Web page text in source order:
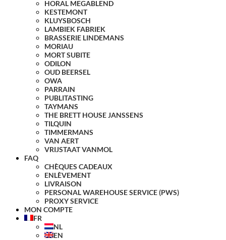
HORAL MEGABLEND
KESTEMONT
KLUYSBOSCH
LAMBIEK FABRIEK
BRASSERIE LINDEMANS
MORIAU
MORT SUBITE
ODILON
OUD BEERSEL
OWA
PARRAIN
PUBLITASTING
TAYMANS
THE BRETT HOUSE JANSSENS
TILQUIN
TIMMERMANS
VAN AERT
VRIJSTAAT VANMOL
FAQ
CHÈQUES CADEAUX
ENLÈVEMENT
LIVRAISON
PERSONAL WAREHOUSE SERVICE (PWS)
PROXY SERVICE
MON COMPTE
FR
NL
EN